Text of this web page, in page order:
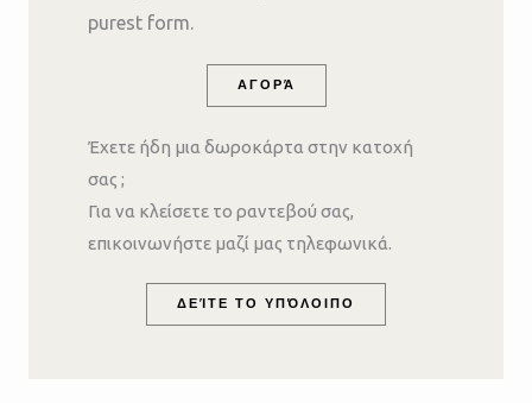
purest form.
ΑΓΟΡΆ
Έχετε ήδη μια δωροκάρτα στην κατοχή
σας ;
Για να κλείσετε το ραντεβού σας,
επικοινωνήστε μαζί μας τηλεφωνικά.
ΔΕΊΤΕ ΤΟ ΥΠΌΛΟΙΠΟ